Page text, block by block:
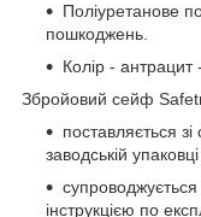
Поліуретанове
пошкоджень.
Колір - антрацит
Збройовий сейф
поставляється
заводській
інструкцією по